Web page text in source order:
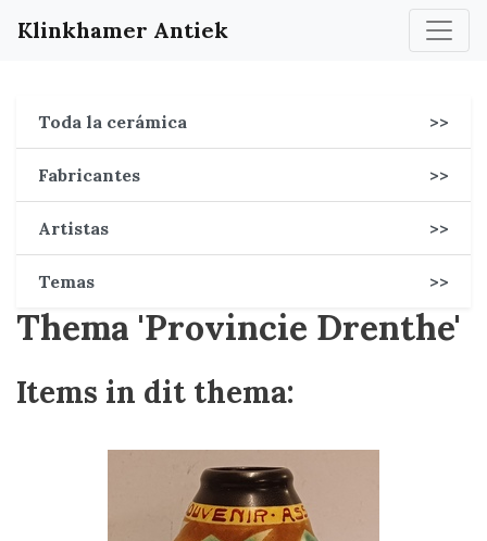
Klinkhamer Antiek
Toda la cerámica >>
Fabricantes >>
Artistas >>
Temas >>
Thema 'Provincie Drenthe'
Items in dit thema: